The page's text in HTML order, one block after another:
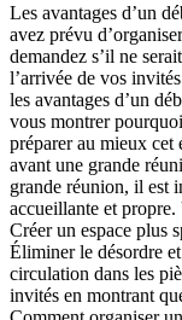
Les avantages d’un
avez prévu
demandez s’il ne
l’arrivée de vos
les avantages d’un
vous montrer
préparer au mieux cet
avant une grande
grande réunion, il est
accueillante et
Créer un espace plus
Éliminer le désordre
circulation dans les
invités en montrant